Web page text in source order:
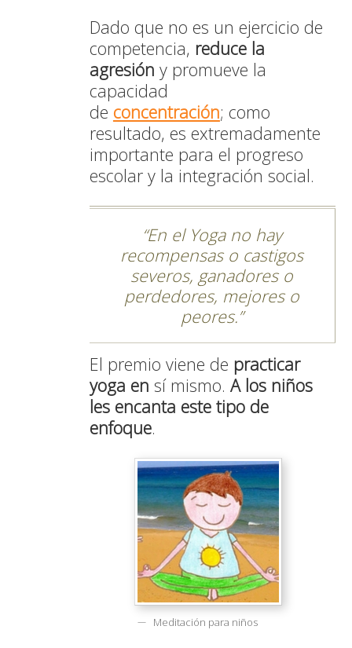
Dado que no es un ejercicio de
competencia, reduce la
agresión y promueve la
capacidad
de concentración; como
resultado, es extremadamente
importante para el progreso
escolar y la integración social.
En el Yoga no hay
recompensas o castigos
severos, ganadores o
perdedores, mejores o
peores.
El premio viene de practicar
yoga en sí mismo. A los niños
les encanta este tipo de
enfoque.
Meditación para niños